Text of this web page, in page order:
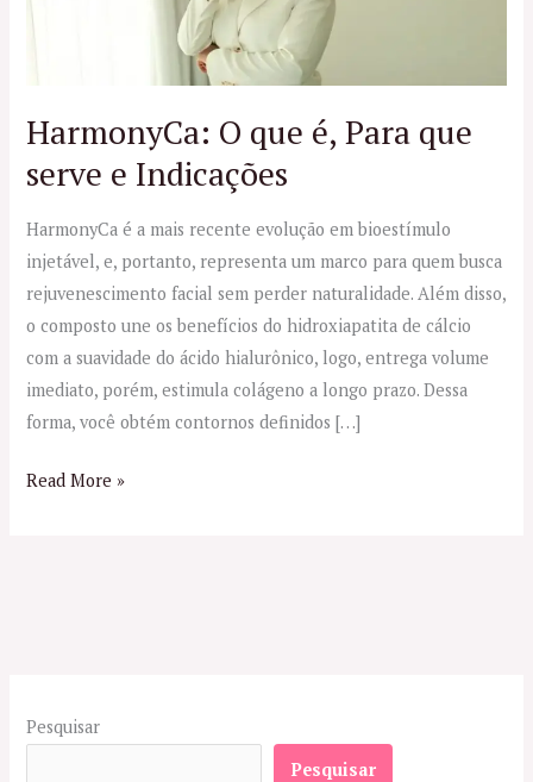
HarmonyCa: O que é, Para que
serve e Indicações
HarmonyCa é a mais recente evolução em bioestímulo
injetável, e, portanto, representa um marco para quem busca
rejuvenescimento facial sem perder naturalidade. Além disso,
o composto une os benefícios do hidroxiapatita de cálcio
com a suavidade do ácido hialurônico, logo, entrega volume
imediato, porém, estimula colágeno a longo prazo. Dessa
forma, você obtém contornos definidos […]
Indicações
Read More »
Pesquisar
Pesquisar